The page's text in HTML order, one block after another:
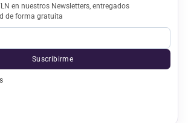
en nuestros Newsletters, entregados
de forma gratuita
Suscribirme